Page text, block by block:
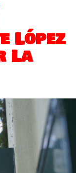
López
La